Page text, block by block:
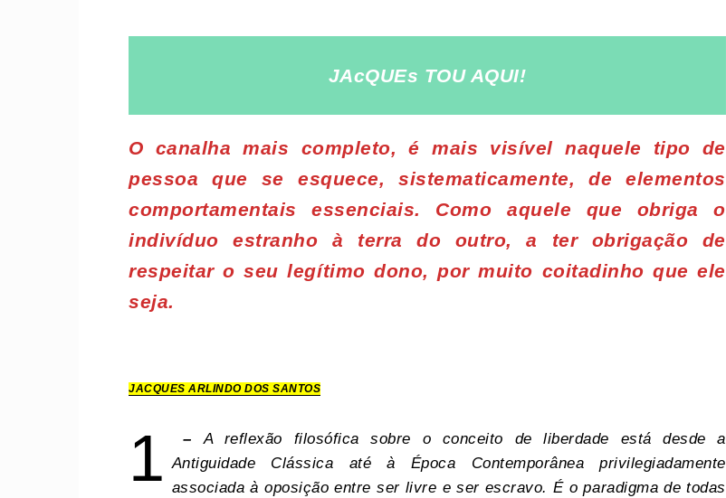
JAcQUEs TOU AQUI!
O canalha mais completo, é mais visível naquele tipo de
pessoa que se esquece, sistematicamente, de elementos
comportamentais essenciais. Como aquele que obriga o
indivíduo estranho à terra do outro, a ter obrigação de
respeitar o seu legítimo dono, por muito coitadinho que ele
seja.
JACQUES ARLINDO DOS SANTOS
1 –A reflexão filosófica sobre o conceito de liberdade está desde a
Antiguidade Clássica até à Época Contemporânea privilegiadamente
associada à oposição entre ser livre e ser escravo. É o paradigma de todas